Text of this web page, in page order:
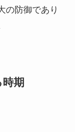
の防御であり
期